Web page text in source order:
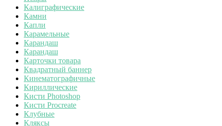
Калиграфические
Камни
Капли
Карамельные
Карандаш
Карандаш
Карточки товара
Квадратный баннер
Кинематографичные
Кириллические
Кисти Photoshop
Кисти Procreate
Клубные
Кляксы